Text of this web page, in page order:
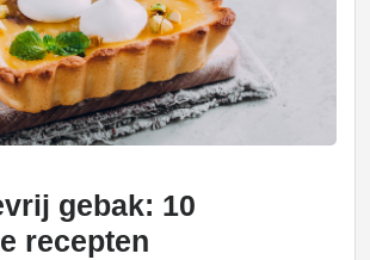
gebak: 10
recepten